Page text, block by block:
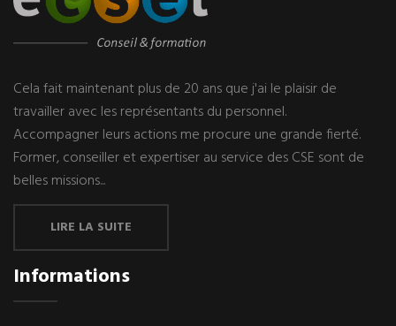
Cela fait maintenant plus de 20 ans que j'ai le plaisir de
travailler avec les représentants du personnel.
Accompagner leurs actions me procure une grande fierté.
Former, conseiller et expertiser au service des CSE sont de
belles missions...
LIRE LA SUITE
Informations